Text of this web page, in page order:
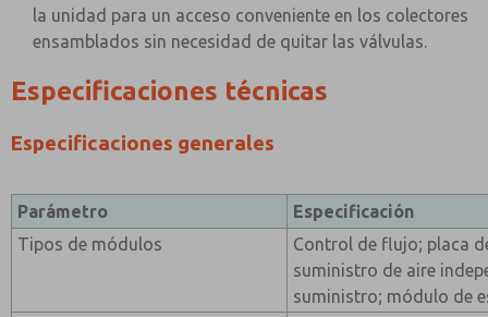
la unidad para un acceso conveniente en los colectores
ensamblados sin necesidad de quitar las válvulas.
Especificaciones técnicas
Especificaciones generales
Parámetro
Especificación
Tipos de módulos
Control de flujo; placa
suministro de aire
suministro; módulo de